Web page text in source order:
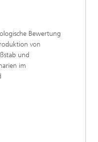
Bewertung
von
und
im